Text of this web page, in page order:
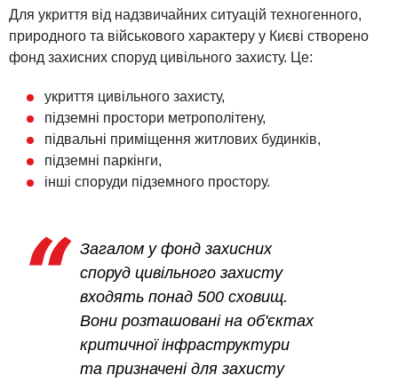
Для укриття від надзвичайних ситуацій техногенного,
природного та військового характеру у Києві створено
фонд захисних споруд цивільного захисту. Це:
укриття цивільного захисту,
підземні простори метрополітену,
підвальні приміщення житлових будинків,
підземні паркінги,
інші споруди підземного простору.
Загалом у фонд захисних
споруд цивільного захисту
входять понад 500 сховищ.
Вони розташовані на об'єктах
критичної інфраструктури
та призначені для захисту